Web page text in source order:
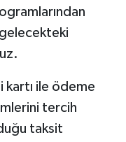
kartı ile ödeme
tercih
taksit